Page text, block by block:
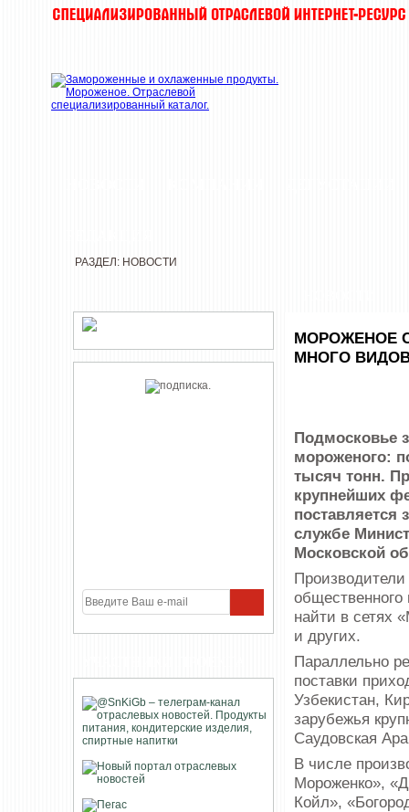
РАЗДЕЛ: НОВОСТИ
МОРОЖЕНОЕ
МНОГО
Подмосковье
мороженого:
тысяч тонн.
крупнейших
поставляется
службе
Московской
найти в сетях
и других.
Параллельно
поставки
Узбекистан,
зарубежья
Саудовская
В числе
Мороженко»,
Койл»,